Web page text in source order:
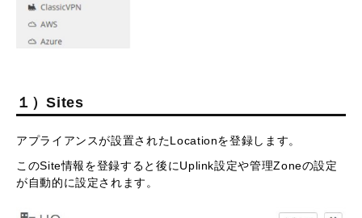
１）Sites
アプライアンスが設置されたLocationを登録します。
このSite情報を登録すると後にUplink設定や管理Zoneの設定
が自動的に設定されます。